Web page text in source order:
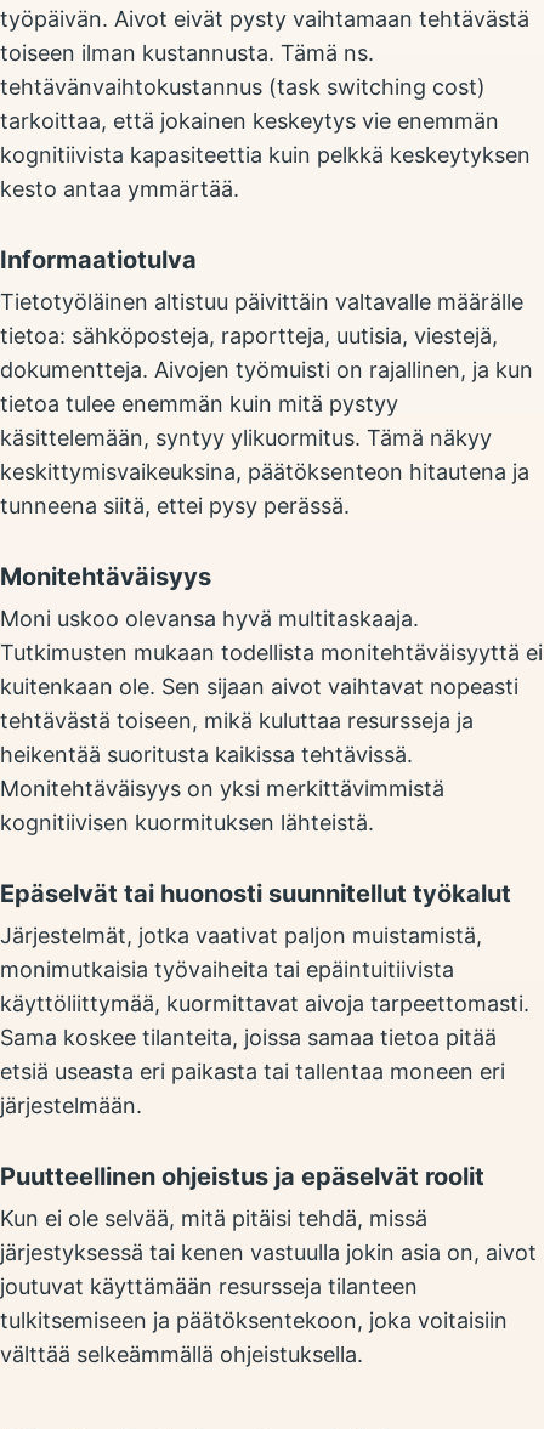
työpäivän. Aivot eivät pysty vaihtamaan tehtävästä
toiseen ilman kustannusta. Tämä ns.
tehtävänvaihtokustannus (task switching cost)
tarkoittaa, että jokainen keskeytys vie enemmän
kognitiivista kapasiteettia kuin pelkkä keskeytyksen
kesto antaa ymmärtää.
Informaatiotulva
Tietotyöläinen altistuu päivittäin valtavalle määrälle
tietoa: sähköposteja, raportteja, uutisia, viestejä,
dokumentteja. Aivojen työmuisti on rajallinen, ja kun
tietoa tulee enemmän kuin mitä pystyy
käsittelemään, syntyy ylikuormitus. Tämä näkyy
keskittymisvaikeuksina, päätöksenteon hitautena ja
tunneena siitä, ettei pysy perässä.
Monitehtäväisyys
Moni uskoo olevansa hyvä multitaskaaja.
Tutkimusten mukaan todellista monitehtäväisyyttä ei
kuitenkaan ole. Sen sijaan aivot vaihtavat nopeasti
tehtävästä toiseen, mikä kuluttaa resursseja ja
heikentää suoritusta kaikissa tehtävissä.
Monitehtäväisyys on yksi merkittävimmistä
kognitiivisen kuormituksen lähteistä.
Epäselvät tai huonosti suunnitellut työkalut
Järjestelmät, jotka vaativat paljon muistamistä,
monimutkaisia työvaiheita tai epäintuitiivista
käyttöliittymää, kuormittavat aivoja tarpeettomasti.
Sama koskee tilanteita, joissa samaa tietoa pitää
etsiä useasta eri paikasta tai tallentaa moneen eri
järjestelmään.
Puutteellinen ohjeistus ja epäselvät roolit
Kun ei ole selvää, mitä pitäisi tehdä, missä
järjestyksessä tai kenen vastuulla jokin asia on, aivot
joutuvat käyttämään resursseja tilanteen
tulkitsemiseen ja päätöksentekoon, joka voitaisiin
välttää selkeämmällä ohjeistuksella.